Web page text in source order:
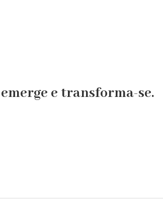
e transforma-se.